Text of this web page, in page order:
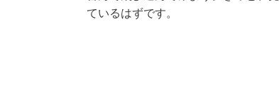
ているはずです。